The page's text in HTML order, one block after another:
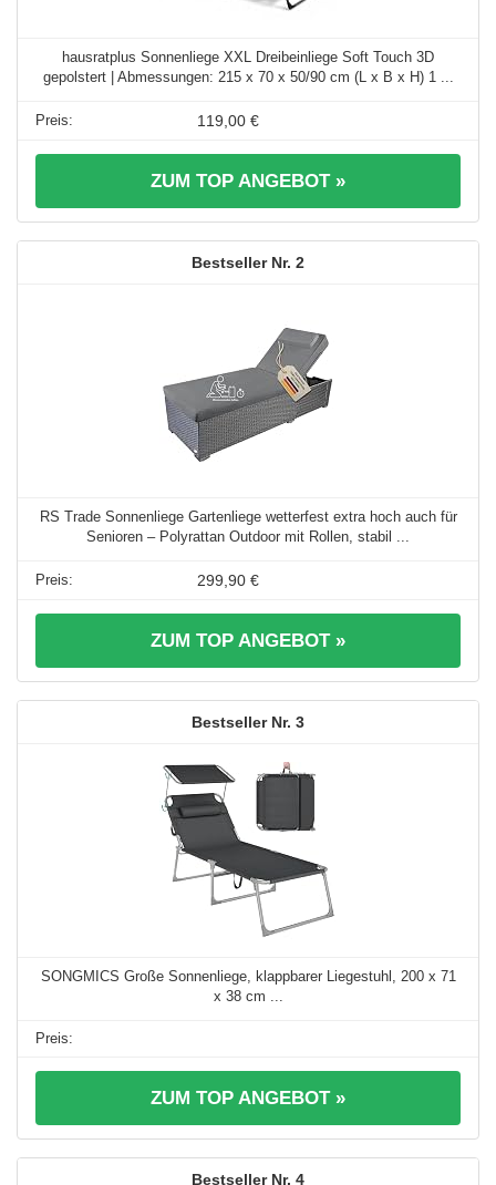
hausratplus Sonnenliege XXL Dreibeinliege Soft Touch 3D
gepolstert | Abmessungen: 215 x 70 x 50/90 cm (L x B x H) 1 ...
119,00 €
ZUM TOP ANGEBOT »
2
RS Trade Sonnenliege Gartenliege wetterfest extra hoch auch für
Senioren – Polyrattan Outdoor mit Rollen, stabil ...
299,90 €
ZUM TOP ANGEBOT »
3
SONGMICS Große Sonnenliege, klappbarer Liegestuhl, 200 x 71
x 38 cm ...
ZUM TOP ANGEBOT »
4